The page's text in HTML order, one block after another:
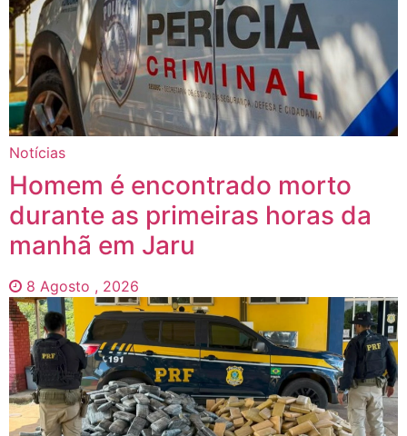
Notícias
Homem é encontrado morto
durante as primeiras horas da
manhã em Jaru
8 Agosto , 2026